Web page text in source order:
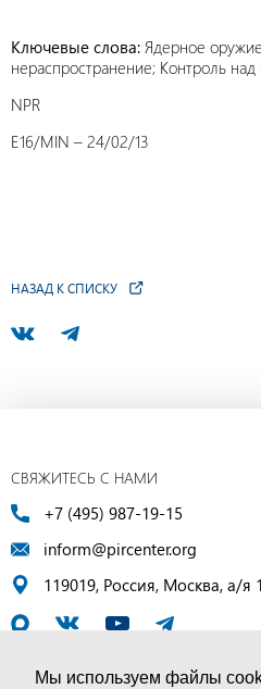
Мы используем файлы
Ключевые слова: Ядерное
нераспространение; Контроль
NPR
E16/MIN – 24/02/13
НАЗАД К СПИСКУ
СВЯЖИТЕСЬ С НАМИ
+7 (495) 987-19-15
inform@pircenter.org
119019, Россия, Москва, а/я